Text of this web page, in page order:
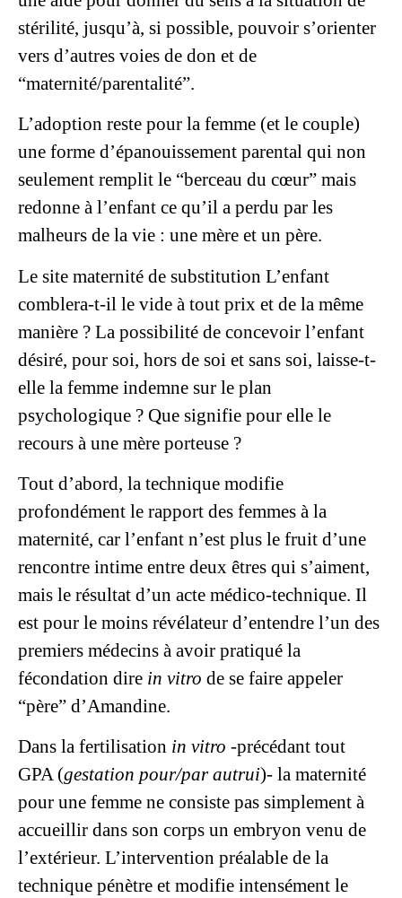
stérilité, jusqu’à, si possible, pouvoir s’orienter
vers d’autres voies de don et de
“maternité/parentalité”.
L’adoption reste pour la femme (et le couple)
une forme d’épanouissement parental qui non
seulement remplit le “berceau du cœur” mais
redonne à l’enfant ce qu’il a perdu par les
malheurs de la vie : une mère et un père.
Le site maternité de substitution L’enfant
comblera-t-il le vide à tout prix et de la même
manière ? La possibilité de concevoir l’enfant
désiré, pour soi, hors de soi et sans soi, laisse-t-
elle la femme indemne sur le plan
psychologique ? Que signifie pour elle le
recours à une mère porteuse ?
Tout d’abord, la technique modifie
profondément le rapport des femmes à la
maternité, car l’enfant n’est plus le fruit d’une
rencontre intime entre deux êtres qui s’aiment,
mais le résultat d’un acte médico-technique. Il
est pour le moins révélateur d’entendre l’un des
premiers médecins à avoir pratiqué la
fécondation dire in vitro de se faire appeler
“père” d’Amandine.
Dans la fertilisation in vitro -précédant tout
GPA (gestation pour/par autrui)- la maternité
pour une femme ne consiste pas simplement à
accueillir dans son corps un embryon venu de
l’extérieur. L’intervention préalable de la
technique pénètre et modifie intensément le